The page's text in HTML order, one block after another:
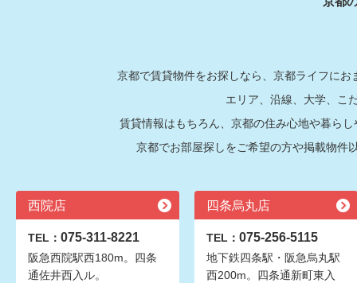
京都で賃貸物件をお探しなら、京都ライフに
エリア、沿線、大学、こ
賃貸情報はもちろん、京都の住み心地や暮ら
京都でお部屋探しをご希望の方や掲載物件
西院店
TEL： 075-311-8221
阪急西院駅西180m。四条
通佐井西入ル。
四条烏丸店
TEL： 075-256-5115
地下鉄四条駅・阪急烏丸駅
西200m。四条通新町東入